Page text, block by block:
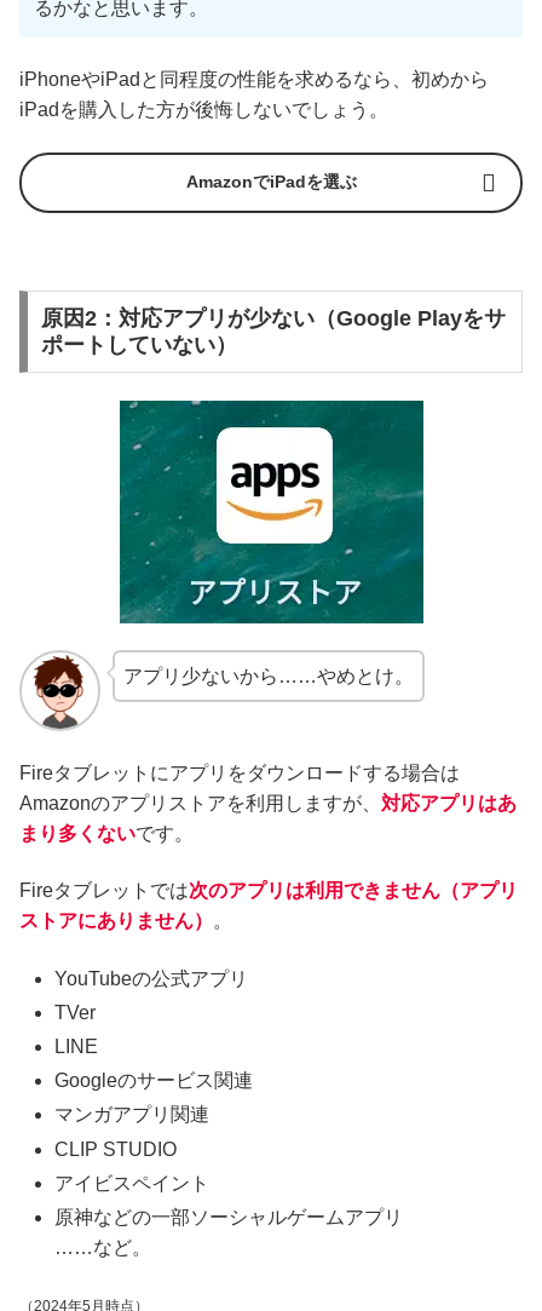
るかなと思います。
iPhoneやiPadと同程度の性能を求めるなら、初めから
iPadを購入した方が後悔しないでしょう。
AmazonでiPadを選ぶ
原因2：対応アプリが少ない（Google Playをサ
ポートしていない）
アプリ少ないから……やめとけ。
Fireタブレットにアプリをダウンロードする場合は
Amazonのアプリストアを利用しますが、 対応アプリはあ
まり多くないです。
Fireタブレットでは次のアプリは利用できません（アプリ
ストアにありません）
。
YouTubeの公式アプリ
TVer
LINE
Googleのサービス関連
マンガアプリ関連
CLIP STUDIO
アイビスペイント
原神などの一部ソーシャルゲームアプリ
……など。
（2024年5月時点）